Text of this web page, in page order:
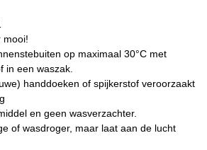
mooi!
op maximaal 30°C met
in een waszak.
handdoeken of spijkerstof veroorzaakt
en geen wasverzachter.
of wasdroger, maar laat aan de lucht